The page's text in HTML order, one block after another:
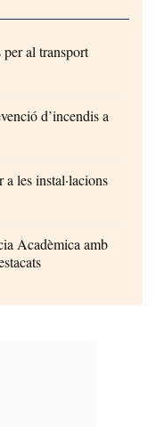
al transport
d’incendis a
les instal·lacions
Acadèmica amb